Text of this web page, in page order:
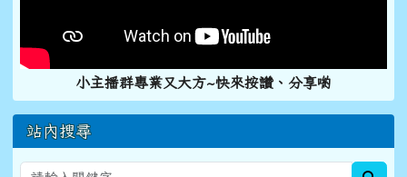
小主播群專業又大方~快來按讚、分享喲
站內搜尋